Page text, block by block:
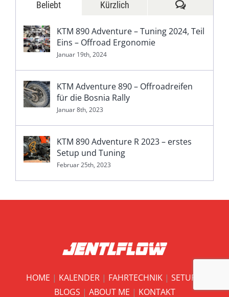
Beliebt Kürzlich
KTM 890 Adventure – Tuning 2024, Teil
Eins – Offroad Ergonomie
Januar 19th, 2024
KTM Adventure 890 – Offroadreifen
für die Bosnia Rally
Januar 8th, 2023
KTM 890 Adventure R 2023 – erstes
Setup und Tuning
Februar 25th, 2023
HOME | KALENDER | FAHRTECHNIK | SETUP
BLOGS | ABOUT ME | KONTAKT